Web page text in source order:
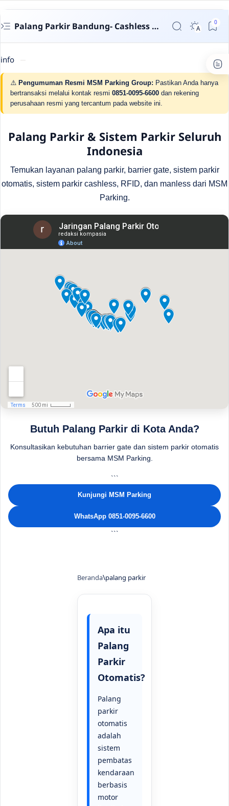
Palang Parkir Bandung- Cashless untuk Perumahan & Gedung | MSM Parking
info
⚠️ Pengumuman Resmi MSM Parking Group: Pastikan Anda hanya
bertransaksi melalui kontak resmi 0851-0095-6600 dan rekening
perusahaan resmi yang tercantum pada website ini.
Palang Parkir & Sistem Parkir Seluruh
Indonesia
Temukan layanan palang parkir, barrier gate, sistem parkir
otomatis, sistem parkir cashless, RFID, dan manless dari MSM
Parking.
Butuh Palang Parkir di Kota Anda?
Konsultasikan kebutuhan barrier gate dan sistem parkir otomatis
bersama MSM Parking.
```
Kunjungi MSM Parking
WhatsApp 0851-0095-6600
```
Beranda palang parkir
Apa itu
Palang
Parkir
Otomatis?
Palang
parkir
otomatis
adalah
sistem
pembatas
kendaraan
berbasis
motor